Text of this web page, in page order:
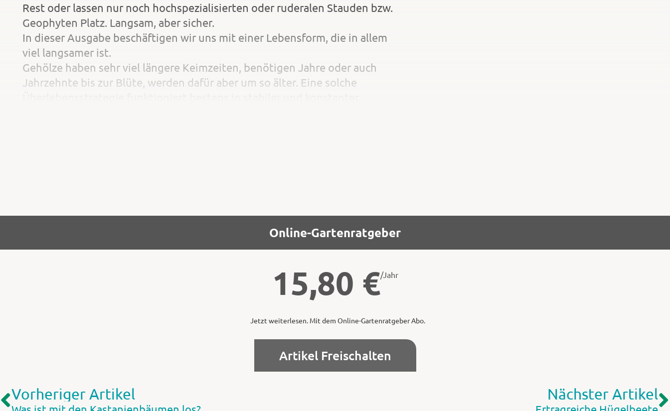
Rest oder lassen nur noch hochspezialisierten oder ruderalen Stauden bzw.
Geophyten Platz. Langsam, aber sicher.
In dieser Ausgabe beschäftigen wir uns mit einer Lebensform, die in allem
viel langsamer ist.
Gehölze haben sehr viel längere Keimzeiten, benötigen Jahre oder auch
Jahrzehnte bis zur Blüte, werden dafür aber um so älter. Eine solche
Online-Gartenratgeber
15,80 €/Jahr
Jetzt weiterlesen. Mit dem Online-Gartenratgeber Abo.
Artikel Freischalten
Vorheriger Artikel Nächster Artikel